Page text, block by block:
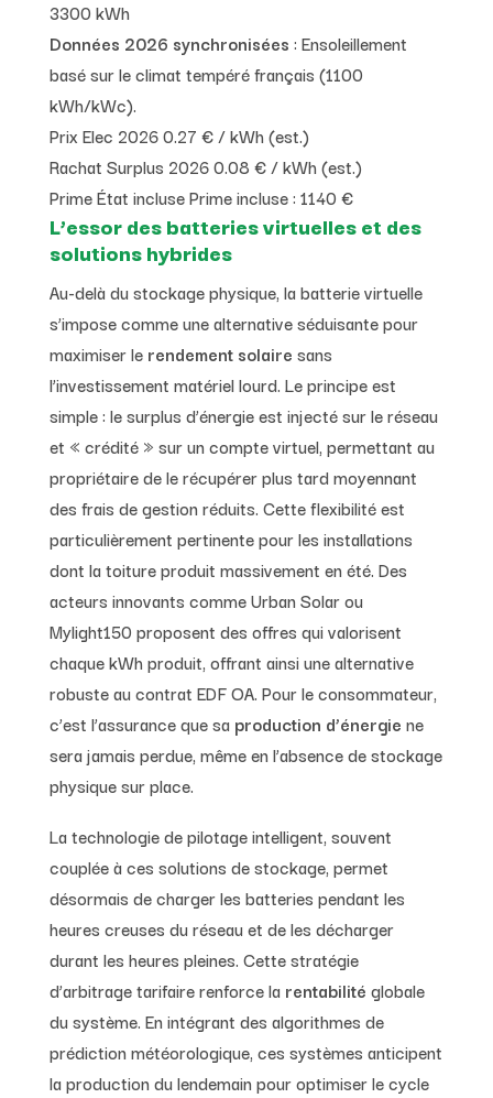
3300 kWh
Données 2026 synchronisées : Ensoleillement
basé sur le climat tempéré français (1100
kWh/kWc).
Prix Elec 20260.27 € / kWh (est.)
Rachat Surplus 20260.08 € / kWh (est.)
Prime État inclusePrime incluse : 1140 €
L’essor des batteries virtuelles et des
solutions hybrides
Au-delà du stockage physique, la batterie virtuelle
s’impose comme une alternative séduisante pour
maximiser le rendement solaire sans
l’investissement matériel lourd. Le principe est
simple : le surplus d’énergie est injecté sur le réseau
et « crédité » sur un compte virtuel, permettant au
propriétaire de le récupérer plus tard moyennant
des frais de gestion réduits. Cette flexibilité est
particulièrement pertinente pour les installations
dont la toiture produit massivement en été. Des
acteurs innovants comme Urban Solar ou
Mylight150 proposent des offres qui valorisent
chaque kWh produit, offrant ainsi une alternative
robuste au contrat EDF OA. Pour le consommateur,
c’est l’assurance que sa production d’énergie ne
sera jamais perdue, même en l’absence de stockage
physique sur place.
La technologie de pilotage intelligent, souvent
couplée à ces solutions de stockage, permet
désormais de charger les batteries pendant les
heures creuses du réseau et de les décharger
durant les heures pleines. Cette stratégie
d’arbitrage tarifaire renforce la rentabilité globale
du système. En intégrant des algorithmes de
prédiction météorologique, ces systèmes anticipent
la production du lendemain pour optimiser le cycle